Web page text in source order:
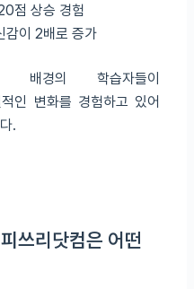
점 상승 경험
감이 2배로 증가
경의 학습자들이
인 변화를 경험하고 있어
.
쓰리닷컴은 어떤